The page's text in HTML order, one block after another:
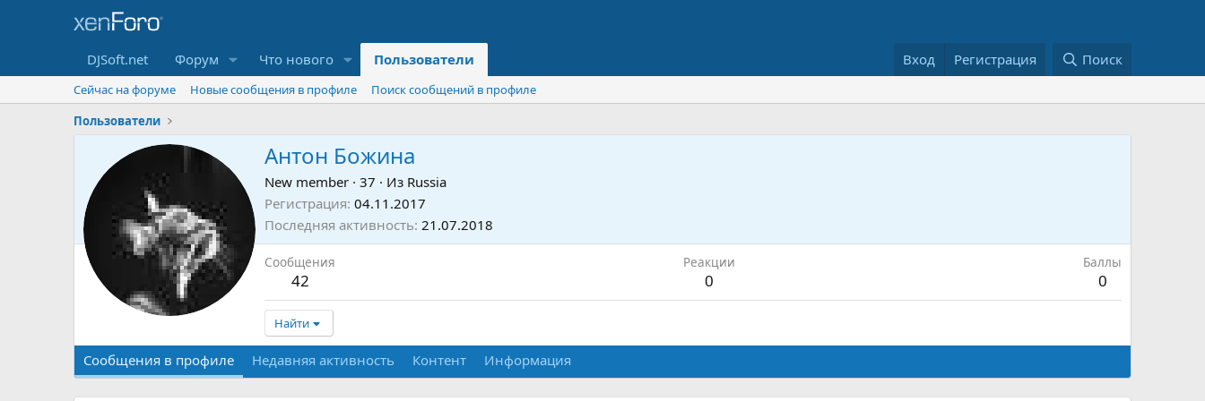
DJSoft.net Форум Что нового Пользователи Вход Регистрация Поиск
Сейчас на форуме Новые сообщения в профиле
Поиск сообщений в профиле
Пользователи
Антон Божина
New member · 37 · Из Russia
Регистрация 04.11.2017
Последняя активность 21.07.2018
Сообщения
42
Реакции
0
Баллы
0
Найти
Сообщения в профиле Недавняя активность Контент Информация